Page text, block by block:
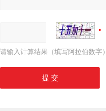
请输入计算结果（填写阿拉伯数字